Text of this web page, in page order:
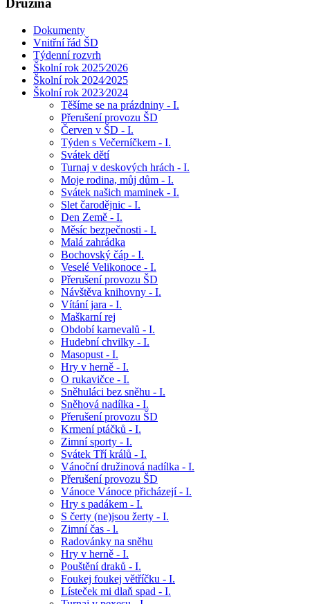
Družina
Dokumenty
Vnitřní řád ŠD
Týdenní rozvrh
Školní rok 2025⁄2026
Školní rok 2024⁄2025
Školní rok 2023⁄2024
Těšíme se na prázdniny - I.
Přerušení provozu ŠD
Červen v ŠD - I.
Týden s Večerníčkem - I.
Svátek dětí
Turnaj v deskových hrách - I.
Moje rodina, můj dům - I.
Svátek našich maminek - I.
Slet čarodějnic - I.
Den Země - I.
Měsíc bezpečnosti - I.
Malá zahrádka
Bochovský čáp - I.
Veselé Velikonoce - I.
Přerušení provozu ŠD
Návštěva knihovny - I.
Vítání jara - I.
Maškarní rej
Období karnevalů - I.
Hudební chvilky - I.
Masopust - I.
Hry v herně - I.
O rukavičce - I.
Sněhuláci bez sněhu - I.
Sněhová nadílka - I.
Přerušení provozu ŠD
Krmení ptáčků - I.
Zimní sporty - I.
Svátek Tří králů - I.
Vánoční družinová nadílka - I.
Přerušení provozu ŠD
Vánoce Vánoce přicházejí - I.
Hry s padákem - I.
S čerty (ne)jsou žerty - I.
Zimní čas - l.
Radovánky na sněhu
Hry v herně - I.
Pouštění draků - I.
Foukej foukej větříčku - I.
Lísteček mi dlaň spad - I.